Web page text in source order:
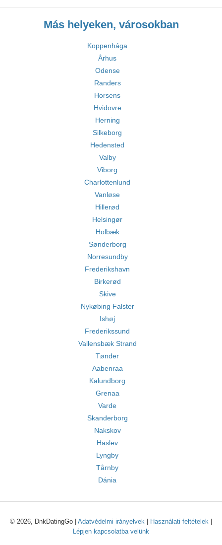
Más helyeken, városokban
Koppenhága
Århus
Odense
Randers
Horsens
Hvidovre
Herning
Silkeborg
Hedensted
Valby
Viborg
Charlottenlund
Vanløse
Hillerød
Helsingør
Holbæk
Sønderborg
Norresundby
Frederikshavn
Birkerød
Skive
Nykøbing Falster
Ishøj
Frederikssund
Vallensbæk Strand
Tønder
Aabenraa
Kalundborg
Grenaa
Varde
Skanderborg
Nakskov
Haslev
Lyngby
Tårnby
Dánia
© 2026, DnkDatingGo | Adatvédelmi irányelvek Használati feltételek
Lépjen kapcsolatba velünk